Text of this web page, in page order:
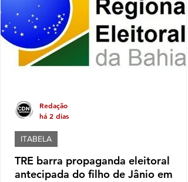
anos iniciais, a média passou de 3,5, em
2023, para 4,5, em 2025. Já nos a
TRE barra propaganda eleitoral
antecipada do filho de Jânio em
ITABELA
Redação
há 2 dias